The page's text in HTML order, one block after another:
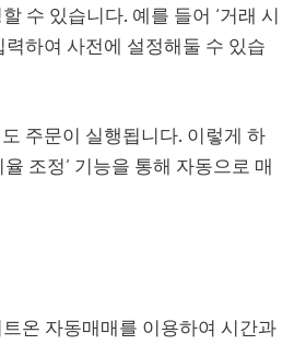
수 있습니다. 예를 들어 ‘거래 시
하여 사전에 설정해둘 수 있습
주문이 실행됩니다. 이렇게 하
조정’ 기능을 통해 자동으로 매
온 자동매매를 이용하여 시간과